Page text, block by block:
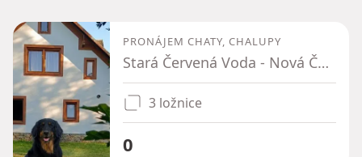
PRONÁJEM CHATY, CHALUPY
Stará Červená Voda - Nová Červená Voda, Olomoucký kraj
3 ložnice
0